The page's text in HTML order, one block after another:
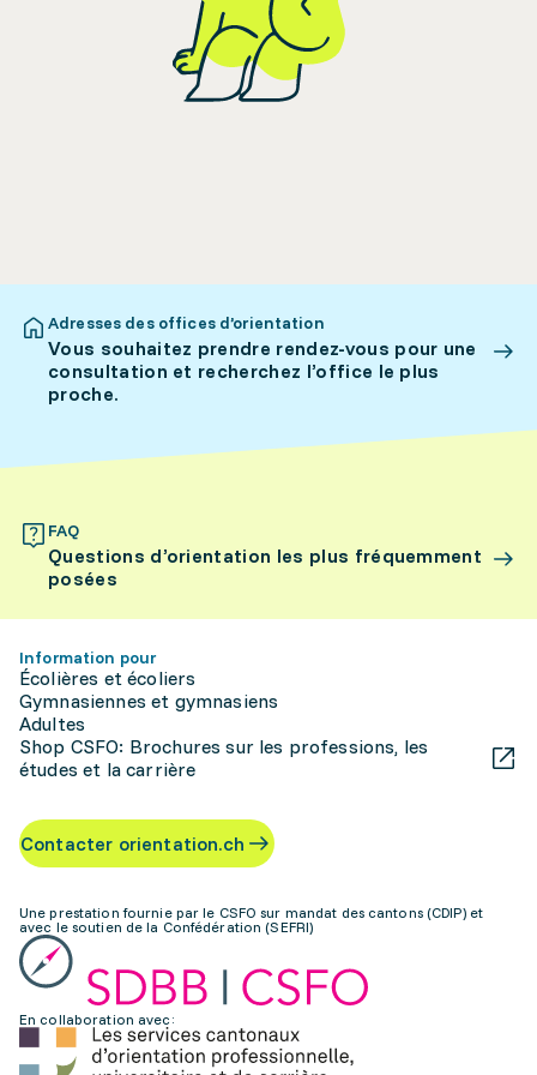
Adresses des offices d’orientation
Vous souhaitez prendre rendez-vous pour une
consultation et recherchez l’office le plus
proche.
FAQ
Questions d’orientation les plus fréquemment
posées
Information pour
Écolières et écoliers
Gymnasiennes et gymnasiens
Adultes
Shop CSFO: Brochures sur les professions, les
études et la carrière
Contacter orientation.ch
Une prestation fournie par le CSFO sur mandat des cantons (CDIP) et
avec le soutien de la Confédération (SEFRI)
En collaboration avec: